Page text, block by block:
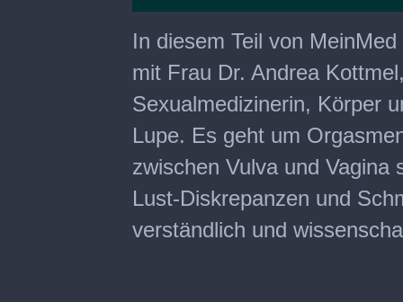
seconds
of
minutes,
seconds
In diesem Teil von
mit Frau Dr. Andrea
Sexualmedizinerin, Körper
Lupe. Es geht um
zwischen Vulva und
Lust-Diskrepanzen und
verständlich und